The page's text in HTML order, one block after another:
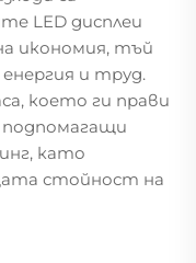
LED дисплеи
икономия, тъй
и труд.
което ги прави
като
стойност на